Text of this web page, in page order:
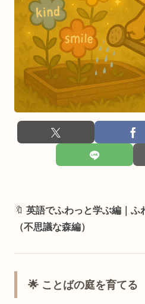
🔖 英語でふわっと学ぶ編｜ふ
（不思議な森編）
🌟 ことばの庭を育てる